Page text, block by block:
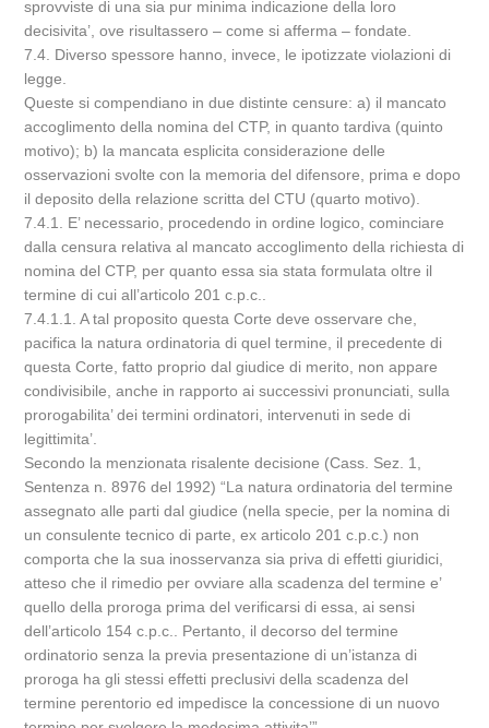
sprovviste di una sia pur minima indicazione della loro
decisivita’, ove risultassero – come si afferma – fondate.
7.4. Diverso spessore hanno, invece, le ipotizzate violazioni di
legge.
Queste si compendiano in due distinte censure: a) il mancato
accoglimento della nomina del CTP, in quanto tardiva (quinto
motivo); b) la mancata esplicita considerazione delle
osservazioni svolte con la memoria del difensore, prima e dopo
il deposito della relazione scritta del CTU (quarto motivo).
7.4.1. E’ necessario, procedendo in ordine logico, cominciare
dalla censura relativa al mancato accoglimento della richiesta di
nomina del CTP, per quanto essa sia stata formulata oltre il
termine di cui all’articolo 201 c.p.c..
7.4.1.1. A tal proposito questa Corte deve osservare che,
pacifica la natura ordinatoria di quel termine, il precedente di
questa Corte, fatto proprio dal giudice di merito, non appare
condivisibile, anche in rapporto ai successivi pronunciati, sulla
prorogabilita’ dei termini ordinatori, intervenuti in sede di
legittimita’.
Secondo la menzionata risalente decisione (Cass. Sez. 1,
Sentenza n. 8976 del 1992) “La natura ordinatoria del termine
assegnato alle parti dal giudice (nella specie, per la nomina di
un consulente tecnico di parte, ex articolo 201 c.p.c.) non
comporta che la sua inosservanza sia priva di effetti giuridici,
atteso che il rimedio per ovviare alla scadenza del termine e’
quello della proroga prima del verificarsi di essa, ai sensi
dell’articolo 154 c.p.c.. Pertanto, il decorso del termine
ordinatorio senza la previa presentazione di un’istanza di
proroga ha gli stessi effetti preclusivi della scadenza del
termine perentorio ed impedisce la concessione di un nuovo